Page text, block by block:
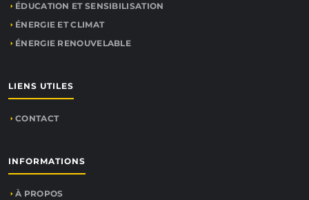
ÉDUCATION ET SENSIBILISATION
ÉNERGIE ET CLIMAT
ÉNERGIE RENOUVELABLE
LIENS UTILES
CONTACT
INFORMATIONS
À PROPOS